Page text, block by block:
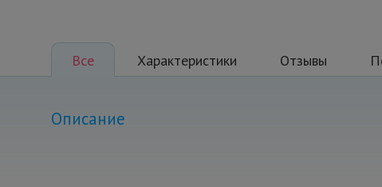
Все Характеристики Отзывы
Описание